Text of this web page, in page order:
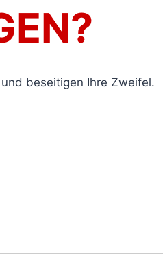
beseitigen Ihre Zweifel.